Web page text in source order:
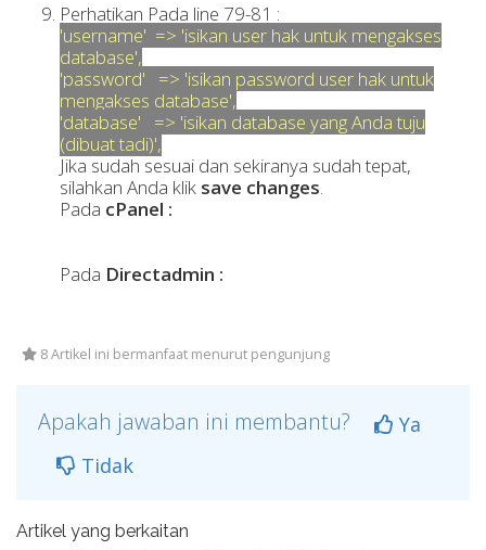
Perhatikan Pada line 79-81 :
'username' => 'isikan user hak untuk mengakses
database',
'password' => 'isikan password user hak untuk
mengakses database',
'database' => 'isikan database yang Anda tuju
(dibuat tadi)',
Jika sudah sesuai dan sekiranya sudah tepat,
silahkan Anda klik save changes.
Pada cPanel :
Pada Directadmin :
8 Artikel ini bermanfaat menurut pengunjung
Apakah jawaban ini membantu?
Ya
Tidak
Artikel yang berkaitan